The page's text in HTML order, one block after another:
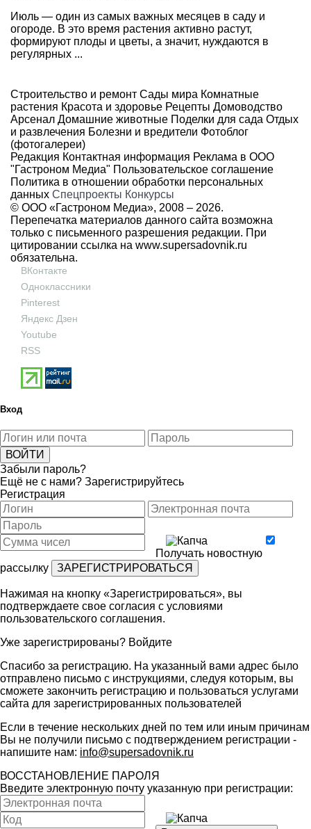
Июль — один из самых важных месяцев в саду и
огороде. В это время растения активно растут,
формируют плоды и цветы, а значит, нуждаются в
регулярных ...
Строительство и ремонт Сады мира Комнатные
растения Красота и здоровье Рецепты Домоводство
Арсенал Домашние животные Поделки для сада Отдых
и развлечения Болезни и вредители Фотоблог
(фотогалереи)
Редакция Контактная информация Реклама в ООО
"Гастроном Медиа" Пользовательское соглашение
Политика в отношении обработки персональных
данных Спецпроекты Конкурсы
© ООО «Гастроном Медиа», 2008 – 2026.
Перепечатка материалов данного сайта возможна
только с письменного разрешения редакции. При
цитировании ссылка на www.supersadovnik.ru
обязательна.
ВКонтакте
Одноклассники
Pinterest
Яндекс Дзен
Youtube
RSS
Вход
Забыли пароль?
Ещё не с нами? Зарегистрируйтесь
Регистрация
Получать новостную
рассылку
Нажимая на кнопку «Зарегистрироваться», вы
подтверждаете свое согласия с условиями
пользовательского соглашения.
Уже зарегистрированы? Войдите
Спасибо за регистрацию. На указанный вами адрес было
отправлено письмо с инструкциями, следуя которым, вы
сможете закончить регистрацию и пользоваться услугами
сайта для зарегистрированных пользователей
Если в течение нескольких дней по тем или иным причинам
Вы не получили письмо с подтверждением регистрации -
напишите нам: info@supersadovnik.ru
ВОССТАНОВЛЕНИЕ ПАРОЛЯ
Введите электронную почту указанную при регистрации: